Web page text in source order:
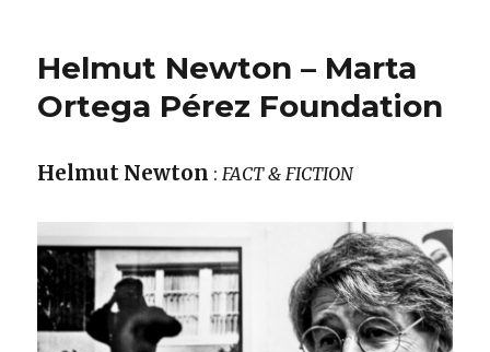
Helmut Newton – Marta
Ortega Pérez Foundation
Helmut Newton : FACT & FICTION